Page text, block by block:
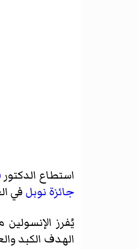
استطاع الدكتور
جائزة نوبل في العام 1923
يُفرز
الهدف الكبد